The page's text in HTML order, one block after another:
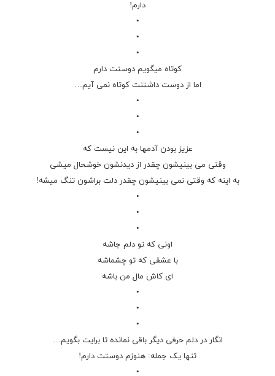
ﺩﺍﺭﻡ!
•
•
•
کوتاه میگویم دوستت دارم
اما از دوست داشتنت کوتاه نمی آیم…
•
•
•
عزیز بودن آدمها به این نیست که
وقتی می بینیشون چقدر از دیدنشون خوشحال میشی
به اینه که وقتی نمی بینیشون چقدر دلت براشون تنگ میشه!
•
•
•
اونی که تو دلم جاشه
با عشقی که تو چشماشه
ای کاش مال من باشه
•
•
•
انگار در دلم حرفی دیگر باقی نمانده تا برایت بگویم…
تنها یک جمله: هنوزم دوستت دارم!
•